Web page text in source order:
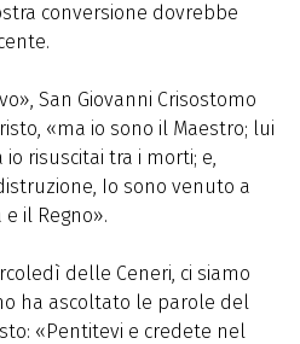
conversione dovrebbe
San Giovanni Crisostomo
«ma io sono il Maestro; lui
risuscitai tra i morti; e,
Io sono venuto a
il Regno».
delle Ceneri, ci siamo
ha ascoltato le parole del
«Pentitevi e credete nel